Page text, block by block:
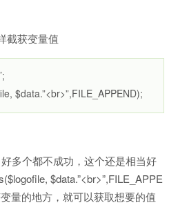
截获变量值
$data.”<br>”,FILE_APPEND);
多个都不成功，这个还是相当好
$data.”<br>”,FILE_APPE
量的地方，就可以获取想要的值